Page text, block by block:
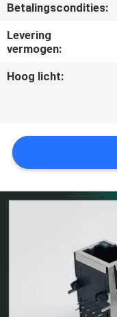
SHOW
SITEMAP
POLICY
Betalingscondities:
Levering
vermogen:
Hoog licht: